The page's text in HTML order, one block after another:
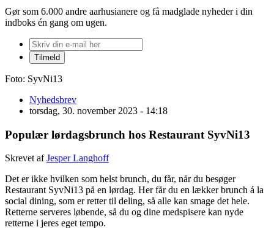
Gør som 6.000 andre aarhusianere og få madglade nyheder i din
indboks én gang om ugen.
Foto: SyvNi13
Nyhedsbrev
torsdag, 30. november 2023 - 14:18
Populær lørdagsbrunch hos Restaurant SyvNi13
Skrevet afJesper Langhoff
Det er ikke hvilken som helst brunch, du får, når du besøger
Restaurant SyvNi13 på en lørdag. Her får du en lækker brunch á la
social dining, som er retter til deling, så alle kan smage det hele.
Retterne serveres løbende, så du og dine medspisere kan nyde
retterne i jeres eget tempo.